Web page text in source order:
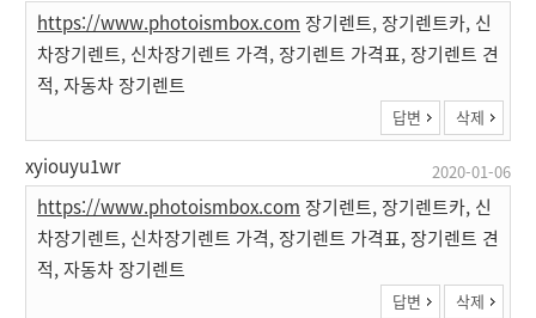
https://www.photoismbox.com 장기렌트, 장기렌트카, 신
차장기렌트, 신차장기렌트 가격, 장기렌트 가격표, 장기렌트 견
적, 자동차 장기렌트
답변 삭제
xyiouyu1wr 2020-01-06
https://www.photoismbox.com 장기렌트, 장기렌트카, 신
차장기렌트, 신차장기렌트 가격, 장기렌트 가격표, 장기렌트 견
적, 자동차 장기렌트
답변 삭제